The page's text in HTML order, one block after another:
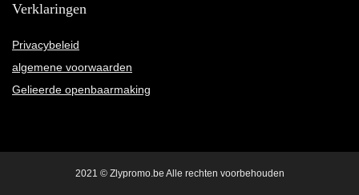
Verklaringen
Privacybeleid
algemene voorwaarden
Gelieerde openbaarmaking
2021 © Zlypromo.be Alle rechten voorbehouden